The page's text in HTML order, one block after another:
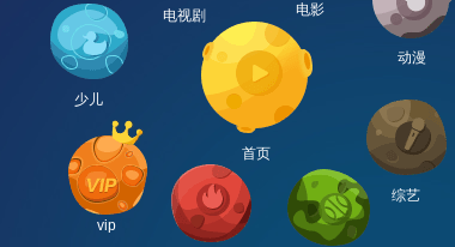
电视剧 电影
动漫
综艺
vip
少儿
首页